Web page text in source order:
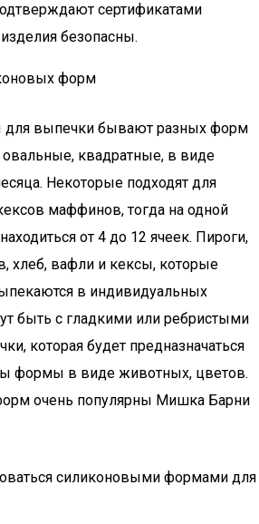
сертификатами
изделия безопасны.
форм
выпечки бывают разных форм
квадратные, в виде
Некоторые подходят для
маффинов, тогда на одной
от 4 до 12 ячеек. Пироги,
хлеб, вафли и кексы, которые
в индивидуальных
быть с гладкими или ребристыми
которая будет предназначаться
формы в виде животных, цветов.
очень популярны Мишка Барни
силиконовыми формами для